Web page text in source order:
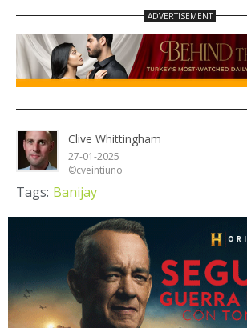
Clive Whittingham
27-01-2025
©cveintiuno
Tags: Banijay